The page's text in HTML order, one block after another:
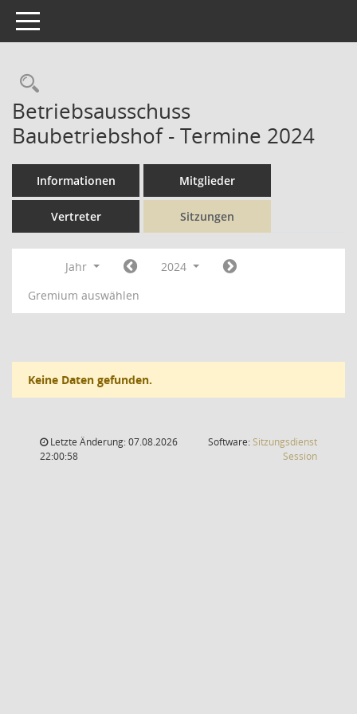
Toggle navigation
Rechercheauswahl
Betriebsausschuss
Baubetriebshof - Termine 2024
Informationen Mitglieder
Vertreter Sitzungen
Jahr
2024
Gremium auswählen
Keine Daten gefunden.
Letzte Änderung: 07.08.2026
22:00:58
Software:Sitzungsdienst
Session(Wird in